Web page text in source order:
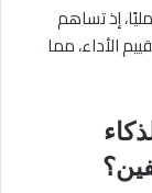
إذ تساهم
الأداء، مما